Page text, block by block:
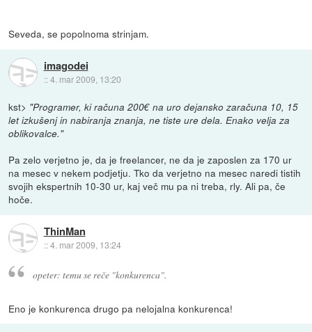
Seveda, se popolnoma strinjam.
imagodei
::4. mar 2009, 13:20
kst> "Programer, ki računa 200€ na uro dejansko zaračuna 10, 15
let izkušenj in nabiranja znanja, ne tiste ure dela. Enako velja za
oblikovalce."
Pa zelo verjetno je, da je freelancer, ne da je zaposlen za 170 ur
na mesec v nekem podjetju. Tko da verjetno na mesec naredi tistih
svojih ekspertnih 10-30 ur, kaj več mu pa ni treba, rly. Ali pa, če
hoče.
ThinMan
::4. mar 2009, 13:24
opeter: temu se reče "konkurenca".
Eno je konkurenca drugo pa nelojalna konkurenca!